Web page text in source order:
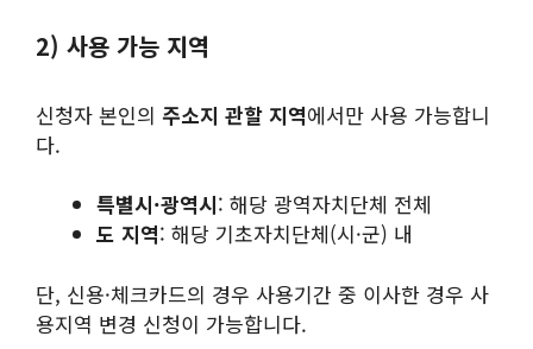
2) 사용 가능 지역
신청자 본인의 주소지 관할 지역에서만 사용 가능합니
다.
특별시·광역시: 해당 광역자치단체 전체
도 지역: 해당 기초자치단체(시·군) 내
단, 신용·체크카드의 경우 사용기간 중 이사한 경우 사
용지역 변경 신청이 가능합니다.